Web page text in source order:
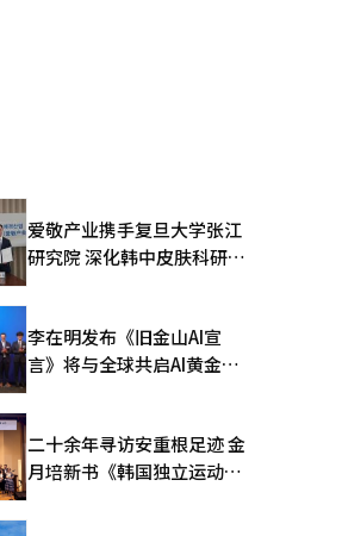
爱敬产业携手复旦大学张江
研究院 深化韩中皮肤科研合
李在明发布《旧金山AI宣
言》将与全球共启AI黄金时
二十余年寻访安重根足迹 金
月培新书《韩国独立运动圣